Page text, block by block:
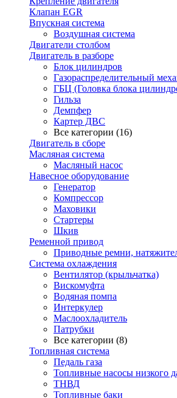
Клапан EGR
Впускная система
Воздушная система
Двигатели столбом
Двигатель в разборе
Блок цилиндров
Газораспределительный
ГБЦ (Головка блока
Гильза
Демпфер
Картер ДВС
Все категории (16)
Двигатель в сборе
Масляная система
Масляный насос
Навесное оборудование
Генератор
Компрессор
Маховики
Стартеры
Шкив
Ременной привод
Приводные ремни,
Система охлаждения
Вентилятор (крыльчатка)
Вискомуфта
Водяная помпа
Интеркулер
Маслоохладитель
Патрубки
Все категории (8)
Топливная система
Педаль газа
Топливные насосы низкого
ТНВД
Топливные баки